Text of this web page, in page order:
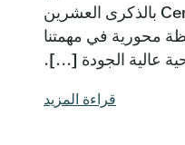
احتفال شركة Central Health بالذكرى العشرين
محورية في مهمتنا
عالية الجودة [...].
قراءة المزيد